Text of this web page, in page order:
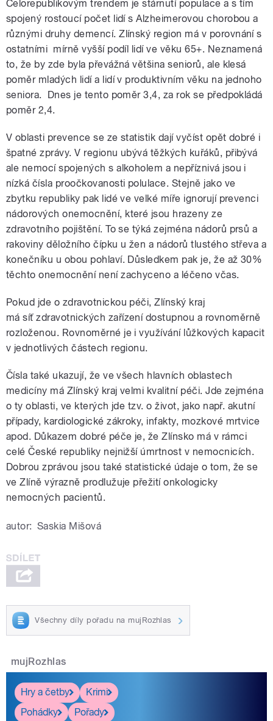
Celorepublikovým trendem je stárnutí populace a s tím
spojený rostoucí počet lidí s Alzheimerovou chorobou a
různými druhy demencí. Zlínský region má v porovnání s
ostatními mírně vyšší podíl lidí ve věku 65+. Neznamená
to, že by zde byla převážná většina seniorů, ale klesá
poměr mladých lidí a lidí v produktivním věku na jednoho
seniora. Dnes je tento poměr 3,4, za rok se předpokládá
poměr 2,4.
V oblasti prevence se ze statistik dají vyčíst opět dobré i
špatné zprávy. V regionu ubývá těžkých kuřáků, přibývá
ale nemocí spojených s alkoholem a nepříznivá jsou i
nízká čísla proočkovanosti polulace. Stejně jako ve
zbytku republiky pak lidé ve velké míře ignorují prevenci
nádorových onemocnění, které jsou hrazeny ze
zdravotního pojištění. To se týká zejména nádorů prsů a
rakoviny děložního čípku u žen a nádorů tlustého střeva a
konečníku u obou pohlaví. Důsledkem pak je, že až 30%
těchto onemocnění není zachyceno a léčeno včas.
Pokud jde o zdravotnickou péči, Zlínský kraj
másíťzdravotnických zařízení dostupnou a rovnoměrně
rozloženou. Rovnoměrné je i využívání lůžkových kapacit
v jednotlivých částech regionu.
Čísla také ukazují, že ve všech hlavních oblastech
medicíny má Zlínský kraj velmi kvalitní péči. Jde zejména
o ty oblasti, ve kterých jde tzv. o život, jako např. akutní
případy, kardiologické zákroky, infakty, mozkové mrtvice
apod. Důkazem dobré péče je, že Zlínsko má v rámci
celé České republiky nejnižší úmrtnost v nemocnicích.
Dobrou zprávou jsou také statistické údaje o tom, že se
ve Zlíně výrazně prodlužuje přežití onkologicky
nemocných pacientů.
autor: Saskia Mišová
Všechny díly pořadu na mujRozhlas
mujRozhlas
Hry a četby
Krimi
Pohádky
Pořady